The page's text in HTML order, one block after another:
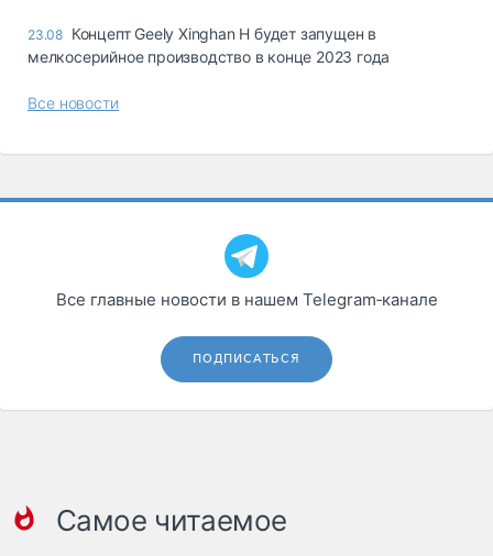
23.08 Концепт Geely Xinghan H будет запущен в
мелкосерийное производство в конце 2023 года
Все новости
Все главные новости в нашем Telegram‑канале
ПОДПИСАТЬСЯ
Самое читаемое